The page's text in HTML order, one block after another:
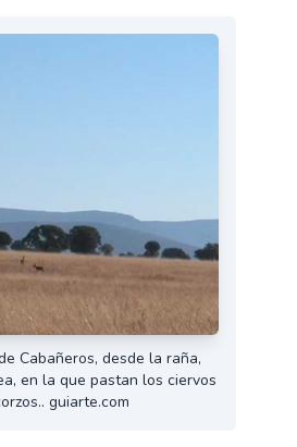
Cabañeros, desde la raña,
en la que pastan los ciervos
guiarte.com